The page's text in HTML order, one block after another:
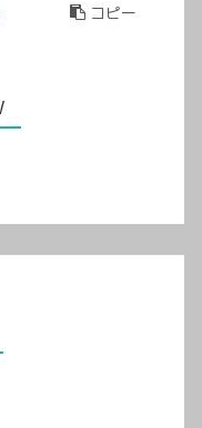
コピー